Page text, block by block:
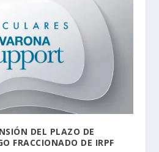
DEL PLAZO DE
FRACCIONADO DE IRPF